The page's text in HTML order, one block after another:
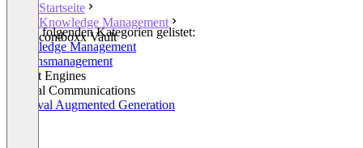
Startseite
Knowledge Management
contboxx Vault
In den folgenden Kategorien gelistet:
Knowledge Management
Wissensmanagement
Insight Engines
Internal Communications
Retrieval Augmented Generation